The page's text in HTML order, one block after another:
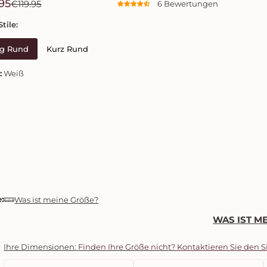
R
e
g
u
l
e
€119.95 6 Bewertungen
Rund Kurz Rund
Weiß
Was ist meine Größe?
WAS IST
Ihre Dimensionen: Finden Ihre Größe nicht? Kontaktieren Sie den